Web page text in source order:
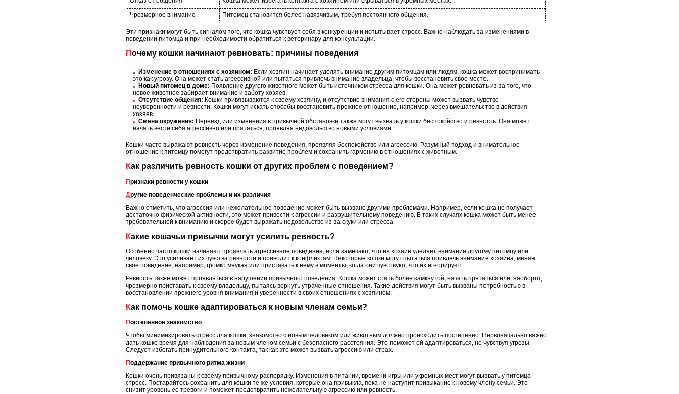
Чрезмерное внимание
Питомец становится более навязчивым, требуя постоянного общения.
Эти признаки могут быть сигналом того, что кошка чувствует себя в конкуренции и испытывает стресс. Важно наблюдать за изменениями в
поведении питомца и при необходимости обратиться к ветеринару для консультации.
Почему кошки начинают ревновать: причины поведения
Изменение в отношениях с хозяином: Если хозяин начинает уделять внимание другим питомцам или людям, кошка может воспринимать
это как угрозу. Она может стать агрессивной или пытаться привлечь внимание владельца, чтобы восстановить свое место.
Новый питомец в доме: Появление другого животного может быть источником стресса для кошки. Она может ревновать из-за того, что
новое животное забирает внимание и заботу хозяев.
Отсутствие общения: Кошки привязываются к своему хозяину, и отсутствие внимания с его стороны может вызвать чувство
неуверенности и ревности. Кошки могут искать способы восстановить прежнее отношение, например, через вмешательство в действия
хозяев.
Смена окружения: Переезд или изменения в привычной обстановке также могут вызвать у кошки беспокойство и ревность. Она может
начать вести себя агрессивно или прятаться, проявляя недовольство новыми условиями.
Кошки часто выражают ревность через изменение поведения, проявляя беспокойство или агрессию. Разумный подход и внимательное
отношение к питомцу помогут предотвратить развитие проблем и сохранить гармонию в отношениях с животным.
Как различить ревность кошки от других проблем с поведением?
Признаки ревности у кошки
Другие поведенческие проблемы и их различия
Важно отметить, что агрессия или нежелательное поведение может быть вызвано другими проблемами. Например, если кошка не получает
достаточно физической активности, это может привести к агрессии и разрушительному поведению. В таких случаях кошка может быть менее
требовательной к вниманию и скорее будет выражать недовольство из-за скуки или стресса.
Какие кошачьи привычки могут усилить ревность?
Особенно часто кошки начинают проявлять агрессивное поведение, если замечают, что их хозяин уделяет внимание другому питомцу или
человеку. Это усиливает их чувства ревности и приводит к конфликтам. Некоторые кошки могут пытаться привлечь внимание хозяина, меняя
свое поведение, например, громко мяукая или приставать к нему в моменты, когда они чувствуют, что их игнорируют.
Ревность также может проявляться в нарушении привычного поведения. Кошка может стать более замкнутой, начать прятаться или, наоборот,
чрезмерно приставать к своему владельцу, пытаясь вернуть утраченные отношения. Такие действия могут быть вызваны потребностью в
восстановлении прежнего уровня внимания и уверенности в своих отношениях с хозяином.
Как помочь кошке адаптироваться к новым членам семьи?
Постепенное знакомство
Чтобы минимизировать стресс для кошки, знакомство с новым человеком или животным должно происходить постепенно. Первоначально важно
дать кошке время для наблюдения за новым членом семьи с безопасного расстояния. Это поможет ей адаптироваться, не чувствуя угрозы.
Следует избегать принудительного контакта, так как это может вызвать агрессию или страх.
Поддержание привычного ритма жизни
Кошки очень привязаны к своему привычному распорядку. Изменения в питании, времени игры или укромных мест могут вызвать у питомца
стресс. Постарайтесь сохранить для кошки те же условия, которые она привыкла, пока не наступит привыкание к новому члену семьи. Это
снизит уровень ее тревоги и поможет предотвратить нежелательную агрессию или ревность.